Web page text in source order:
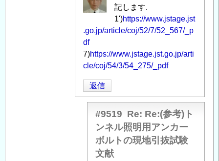
筋
之
に
よ
る
(参
考)
記します.
1')https://www.jstage.jst
.go.jp/article/coj/52/7/52_567/_p
df
7)https://www.jstage.jst.go.jp/arti
cle/coj/54/3/54_275/_pdf
返信
#9519 Re: Re:(参考)ト
ンネル照明用アンカー
ボルトの現地引抜試験
文献